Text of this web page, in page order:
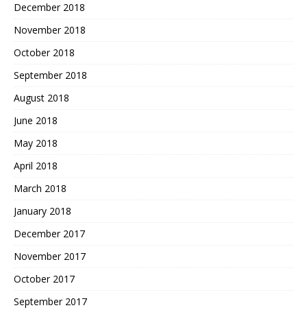
December 2018
November 2018
October 2018
September 2018
August 2018
June 2018
May 2018
April 2018
March 2018
January 2018
December 2017
November 2017
October 2017
September 2017